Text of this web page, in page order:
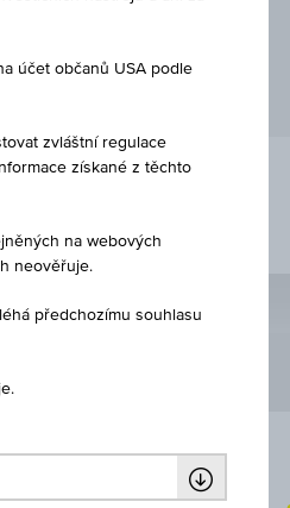
účet občanů USA podle
zvláštní regulace
získané z těchto
na webových
neověřuje.
předchozímu souhlasu